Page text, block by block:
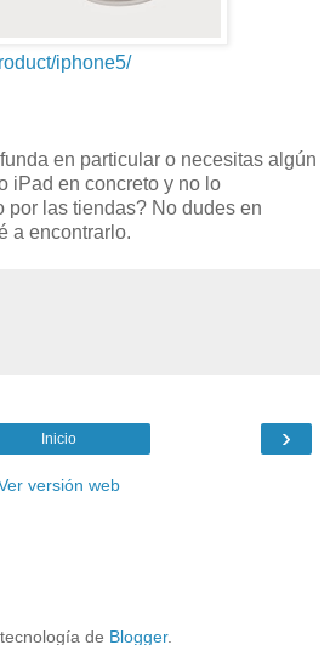
iphone5/
en particular o necesitas algún
iPad en concreto y no lo
por las tiendas? No dudes en
a encontrarlo.
›
Inicio
versión web
de Blogger.